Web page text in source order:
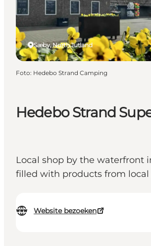
Plan je reis
Hedebo Strand
Local shop by the waterfront
filled with products from local
Website bezoeken
Sæby, North Jutland
Foto: Hedebo Strand Camping